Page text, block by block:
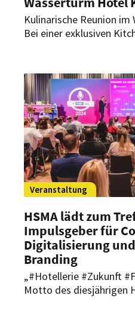
Kulinarische Reunion
Bei einer exklusiven
dabei kulinarische
auf die Kölner Lichter.
Veranstaltung
HSMA lädt zum
Impulsgeber für
Digitalisierung
Branding
„#Hotellerie #Zukunft
Motto des diesjährigen